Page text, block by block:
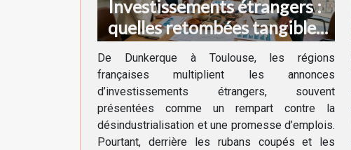
Investissements étrangers :
quelles retombées tangibles
pour nos régions ?
De Dunkerque à Toulouse, les régions
françaises multiplient les annonces
d’investissements étrangers, souvent
présentées comme un rempart contre la
désindustrialisation et une promesse d’emplois.
Pourtant, derrière les rubans coupés et les